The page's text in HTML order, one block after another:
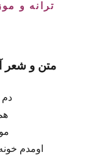
متن و شعر
اومدم